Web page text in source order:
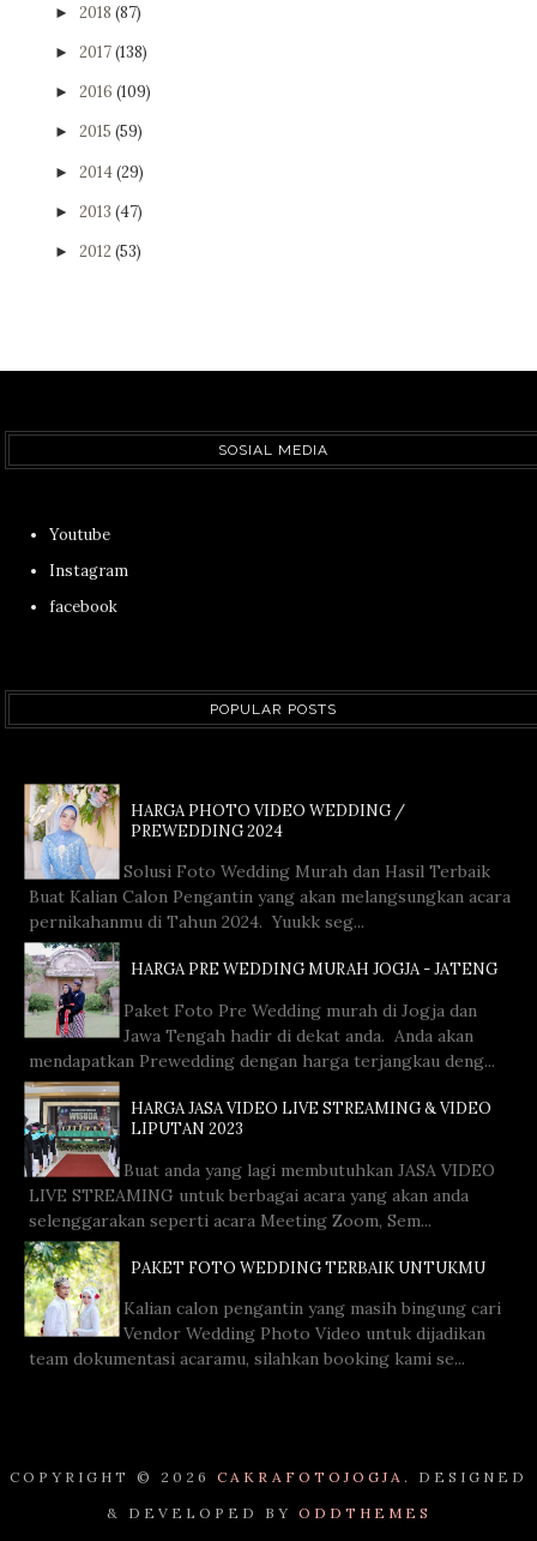
► 2018 (87)
► 2017(138)
► 2016 (109)
► 2015 (59)
► 2014(29)
► 2013 (47)
► 2012 (53)
SOSIAL MEDIA
Youtube
Instagram
facebook
POPULAR POSTS
HARGA PHOTO VIDEO WEDDING /
PREWEDDING 2024
Solusi Foto Wedding Murah dan Hasil Terbaik
Buat Kalian Calon Pengantin yang akan melangsungkan acara
pernikahanmu di Tahun 2024. Yuukk seg...
HARGA PRE WEDDING MURAH JOGJA - JATENG
Paket Foto Pre Wedding murah di Jogja dan
Jawa Tengah hadir di dekat anda. Anda akan
mendapatkan Prewedding dengan harga terjangkau deng...
HARGA JASA VIDEO LIVE STREAMING & VIDEO
LIPUTAN 2023
Buat anda yang lagi membutuhkan JASA VIDEO
LIVE STREAMING untuk berbagai acara yang akan anda
selenggarakan seperti acara Meeting Zoom, Sem...
PAKET FOTO WEDDING TERBAIK UNTUKMU
Kalian calon pengantin yang masih bingung cari
Vendor Wedding Photo Video untuk dijadikan
team dokumentasi acaramu, silahkan booking kami se...
COPYRIGHT © 2026 CAKRAFOTOJOGJA.
DESIGNED
& DEVELOPED BY ODDTHEMES